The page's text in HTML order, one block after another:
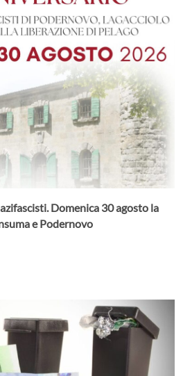
Domenica 30 agosto la
e Podernovo